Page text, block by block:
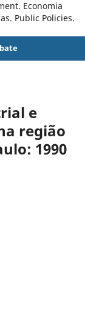
Economia
Public Policies.
e
região
1990